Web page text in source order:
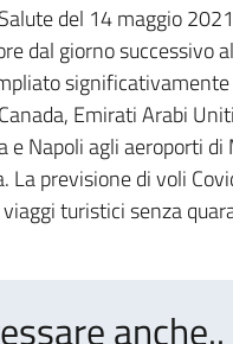
del 14 maggio
dal giorno successivo
Emirati Arabi
e Napoli agli aeroporti
previsione di voli
turistici senza
anche..